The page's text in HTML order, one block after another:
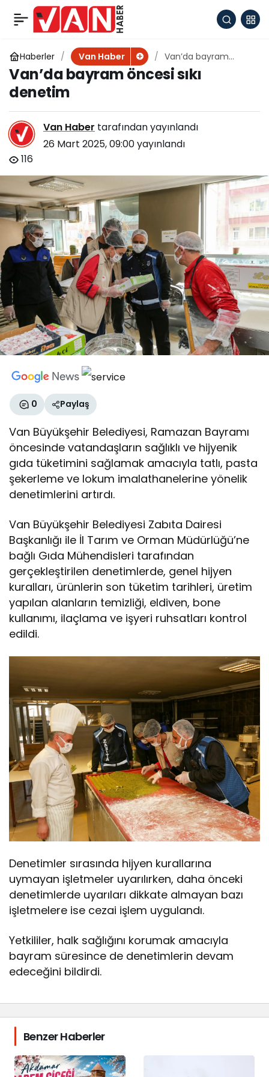
Haberler Van Haber
Van’da bayram
öncesi sıkı denetim
Van’da bayram öncesi sıkı
denetim
Van Haber tarafından yayınlandı
26 Mart 2025, 09:00yayınlandı
116
0 Paylaş
Van Büyükşehir Belediyesi, Ramazan Bayramı
öncesinde vatandaşların sağlıklı ve hijyenik
gıda tüketimini sağlamak amacıyla tatlı, pasta
şekerleme ve lokum imalathanelerine yönelik
denetimlerini artırdı.
Van Büyükşehir Belediyesi Zabıta Dairesi
Başkanlığı ile İl Tarım ve Orman Müdürlüğü’ne
bağlı Gıda Mühendisleri tarafından
gerçekleştirilen denetimlerde, genel hijyen
kuralları, ürünlerin son tüketim tarihleri, üretim
yapılan alanların temizliği, eldiven, bone
kullanımı, ilaçlama ve işyeri ruhsatları kontrol
edildi.
Denetimler sırasında hijyen kurallarına
uymayan işletmeler uyarılırken, daha önceki
denetimlerde uyarıları dikkate almayan bazı
işletmelere ise cezai işlem uygulandı.
Yetkililer, halk sağlığını korumak amacıyla
bayram süresince de denetimlerin devam
edeceğini bildirdi.
Benzer Haberler
Vaski’den yeni tahsilat
veznesi
Paylaş